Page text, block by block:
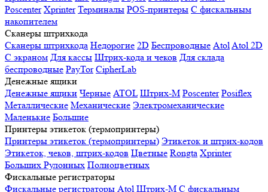
Poscenter Xprinter Терминалы POS-принтеры С фискальным
накопителем
Сканеры штрихкода
Сканеры штрихкода Недорогие 2D Беспроводные AtolAtol 2D
С экраном Для кассы Штрих-кода и чеков Для склада
беспроводные PayTor CipherLab
Денежные ящики
Денежные ящики Черные ATOL Штрих-М Poscenter Posiflex
Металлические Механические Электромеханические
Маленькие Большие
Принтеры этикеток (термопринтеры)
Принтеры этикеток (термопринтеры) Этикеток и штрих-кодов
Этикеток, чеков, штрих-кодов Цветные Rongta Xprinter
Больших Рулонных Полноцветных
Фискальные регистраторы
Фискальные регистраторы Atol Штрих-М С фискальным